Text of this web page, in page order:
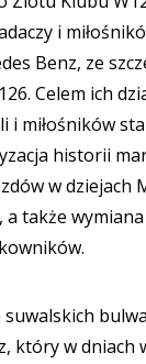
i
Benz, ze
Celem ich
i miłośników
historii
w dziejach
także
który w dniach